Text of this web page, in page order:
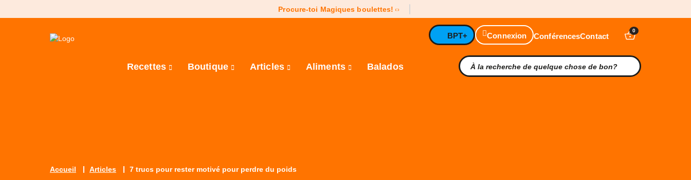
Procure-toi Magiques boulettes!
BPT+ Connexion ConférencesContact
0
Recettes Boutique Articles Aliments Balados
Accueil Articles 7 trucs pour rester motivé pour perdre du poids